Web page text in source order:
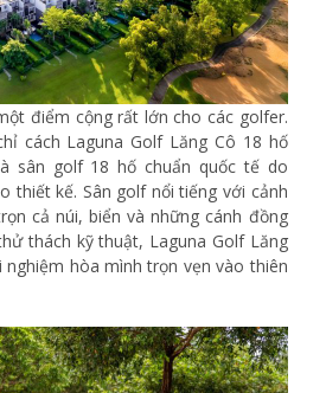
điểm cộng rất lớn cho các golfer.
cách Laguna Golf Lăng Cô 18 hố
sân golf 18 hố chuẩn quốc tế do
thiết kế. Sân golf nổi tiếng với cảnh
cả núi, biển và những cánh đồng
thách kỹ thuật, Laguna Golf Lăng
hòa mình trọn vẹn vào thiên